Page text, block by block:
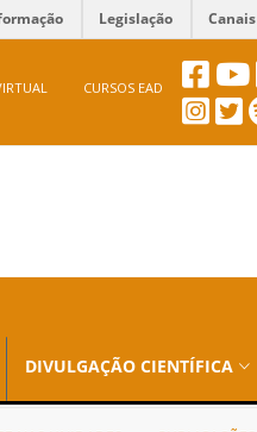
Legislação Canais
CURSOS EAD
DIVULGAÇÃO CIENTÍFICA